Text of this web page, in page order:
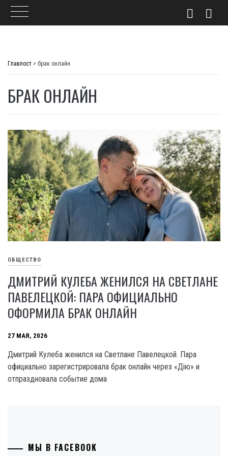
Главпост > брак онлайн
БРАК ОНЛАЙН
ОБЩЕСТВО
ДМИТРИЙ КУЛЕБА ЖЕНИЛСЯ НА СВЕТЛАНЕ
ПАВЕЛЕЦКОЙ: ПАРА ОФИЦИАЛЬНО
ОФОРМИЛА БРАК ОНЛАЙН
27 МАЯ, 2026
Дмитрий Кулеба женился на Светлане Павелецкой. Пара
официально зарегистрировала брак онлайн через «Дію» и
отпраздновала событие дома
МЫ В FACEBOOK